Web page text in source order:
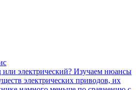
или электрический? Изучаем нюансы
электрических приводов, их